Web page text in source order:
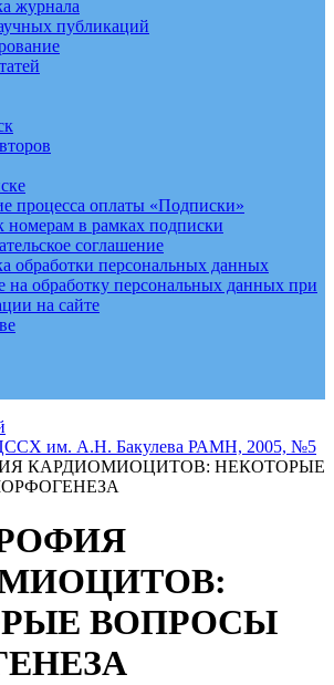
журнала
публикаций
процесса оплаты «Подписки»
номерам в рамках подписки
соглашение
обработки персональных данных
на обработку персональных данных при
на сайте
им. А.Н. Бакулева РАМН, 2005, №5
КАРДИОМИОЦИТОВ: НЕКОТОРЫЕ
ВОПРОСЫ